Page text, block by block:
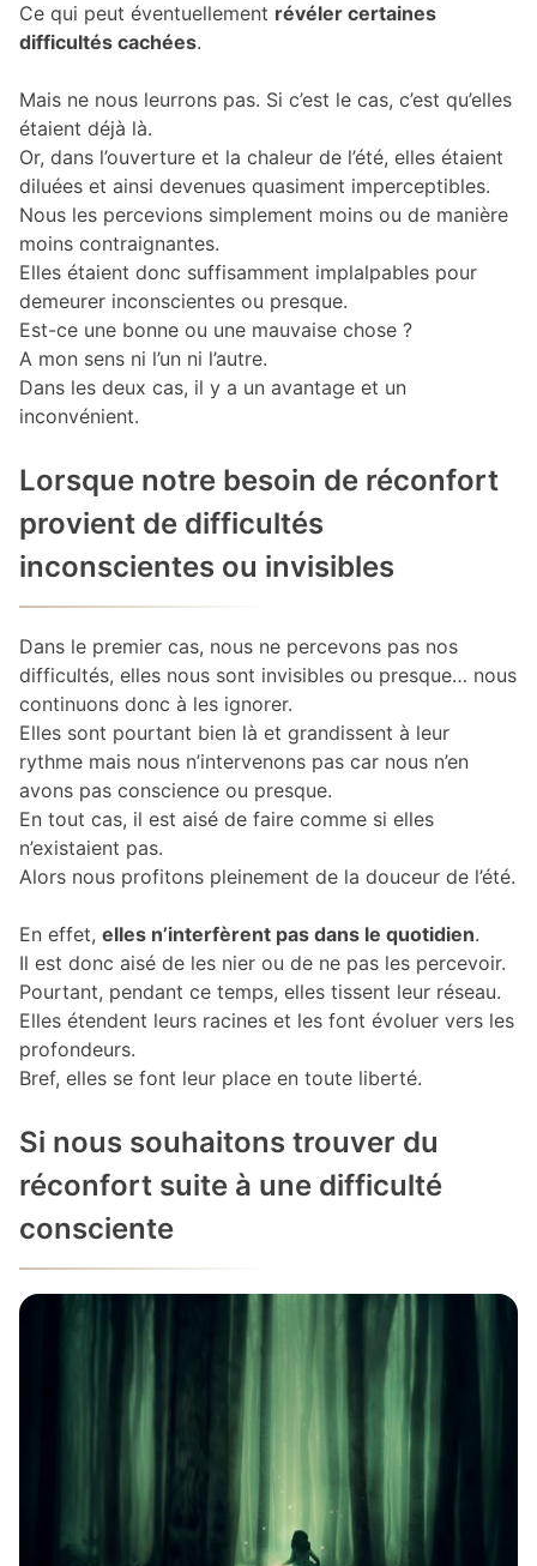
Ce qui peut éventuellement révéler certaines
difficultés cachées.
Mais ne nous leurrons pas. Si c’est le cas, c’est qu’elles
étaient déjà là.
Or, dans l’ouverture et la chaleur de l’été, elles étaient
diluées et ainsi devenues quasiment imperceptibles.
Nous les percevions simplement moins ou de manière
moins contraignantes.
Elles étaient donc suffisamment implalpables pour
demeurer inconscientes ou presque.
Est-ce une bonne ou une mauvaise chose ?
A mon sens ni l’un ni l’autre.
Dans les deux cas, il y a un avantage et un
inconvénient.
Lorsque notre besoin de réconfort
provient de difficultés
inconscientes ou invisibles
Dans le premier cas, nous ne percevons pas nos
difficultés, elles nous sont invisibles ou presque… nous
continuons donc à les ignorer.
Elles sont pourtant bien là et grandissent à leur
rythme mais nous n’intervenons pas car nous n’en
avons pas conscience ou presque.
En tout cas, il est aisé de faire comme si elles
n’existaient pas.
Alors nous profitons pleinement de la douceur de l’été.
En effet, elles n’interfèrent pas dans le quotidien.
Il est donc aisé de les nier ou de ne pas les percevoir.
Pourtant, pendant ce temps, elles tissent leur réseau.
Elles étendent leurs racines et les font évoluer vers les
profondeurs.
Bref, elles se font leur place en toute liberté.
Si nous souhaitons trouver du
réconfort suite à une difficulté
consciente